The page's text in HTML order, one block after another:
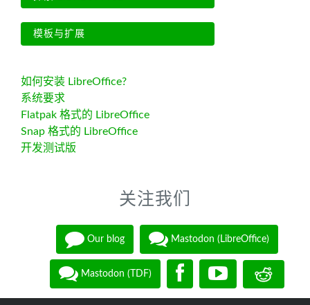
模板与扩展
如何安装 LibreOffice?
系统要求
Flatpak 格式的 LibreOffice
Snap 格式的 LibreOffice
开发测试版
关注我们
Our blog Mastodon (LibreOffice)
Mastodon (TDF)